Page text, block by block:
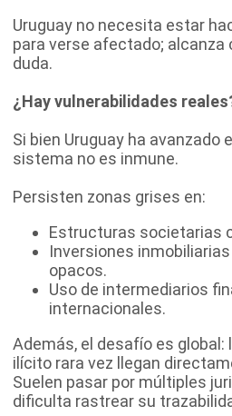
Uruguay no necesita estar
para verse afectado; alcanza
duda.
¿Hay vulnerabilidades
Si bien Uruguay ha avanzado
sistema no es inmune.
Persisten zonas grises en:
Estructuras societarias
Inversiones
opacos.
Uso de intermediarios
internacionales.
Además, el desafío es
ilícito rara vez llegan
Suelen pasar por múltiples
dificulta rastrear su